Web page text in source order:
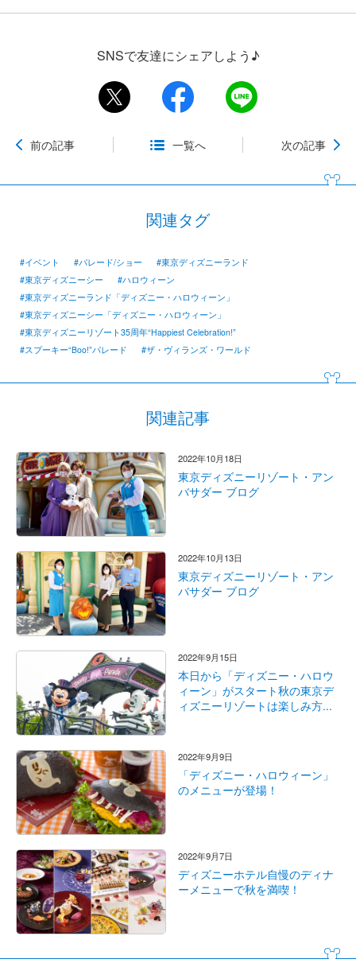
SNSで友達にシェアしよう♪
前の記事 一覧へ 次の記事
関連タグ
#イベント #パレード/ショー
#東京ディズニーランド
#東京ディズニーシー
#ハロウィーン
#東京ディズニーランド「ディズニー・ハロウィーン」
#東京ディズニーシー「ディズニー・ハロウィーン」
#東京ディズニーリゾート35周年“Happiest Celebration!”
#スプーキー“Boo!”パレード
#ザ・ヴィランズ・ワールド
関連記事
2022年10月18日
東京ディズニーリゾート・アン
バサダー ブログ
2022年10月13日
東京ディズニーリゾート・アン
バサダー ブログ
2022年9月15日
本日から「ディズニー・ハロウ
ィーン」がスタート秋の東京デ
ィズニーリゾートは楽しみ方...
2022年9月9日
「ディズニー・ハロウィーン」
のメニューが登場！
2022年9月7日
ディズニーホテル自慢のディナ
ーメニューで秋を満喫！